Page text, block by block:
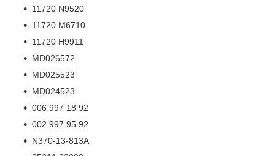
11720 N9520
11720 M6710
11720 H9911
MD026572
MD025523
MD024523
006 997 18 92
002 997 95 92
N370-13-813A